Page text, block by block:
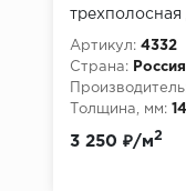
Артикул: 4332
Страна:
Россия
Толщина, мм: 14
3 250 ₽/м2